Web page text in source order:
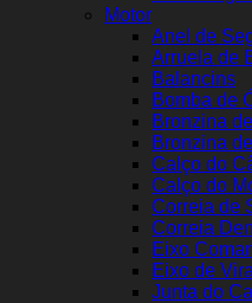
Motor
Anel de
Arruela de
Balancins
Bomba de
Bronzina
Bronzina
Calço do
Calço do
Correia de
Correia
Eixo
Eixo de
Junta do